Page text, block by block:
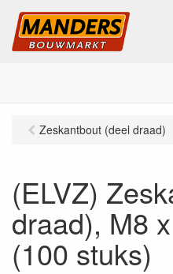
Zeskantbout (deel draad)
(ELVZ)
draad), M8
(100 stuks)